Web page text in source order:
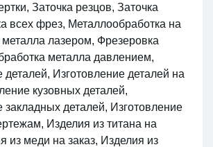
Заточка резцов, Заточка
всех фрез, Металлообработка на
лазером, Фрезеровка
металла давлением,
деталей, Изготовление деталей на
кузовных деталей,
закладных деталей, Изготовление
Изделия из титана на
из меди на заказ, Изделия из